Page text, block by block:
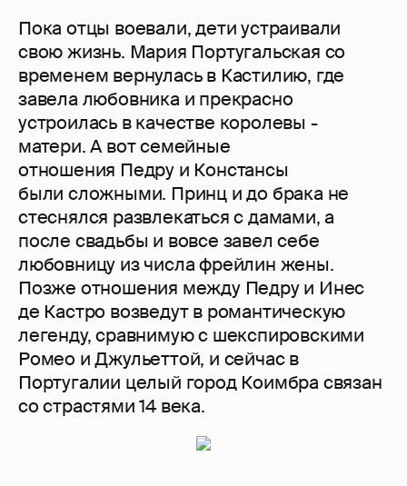
Пока отцы воевали, дети устраивали
свою жизнь. Мария Португальская со
временем вернулась в Кастилию, где
завела любовника и прекрасно
устроилась в качестве королевы -
матери. А вот семейные
отношения Педру и Констансы
были сложными. Принц и до брака не
стеснялся развлекаться с дамами, а
после свадьбы и вовсе завел себе
любовницу из числа фрейлин жены.
Позже отношения между Педру и Инес
де Кастро возведут в романтическую
легенду, сравнимую с шекспировскими
Ромео и Джульеттой, и сейчас в
Португалии целый город Коимбра связан
со страстями 14 века.